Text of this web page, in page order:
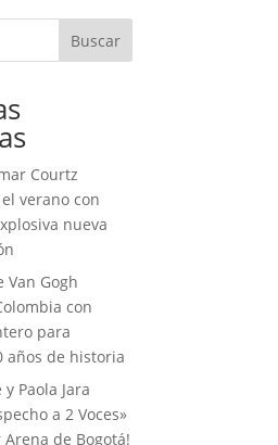
Buscar
Courtz
verano con
nueva
Van Gogh
con
para
años de historia
y Paola Jara
a 2 Voces»
de Bogotá!